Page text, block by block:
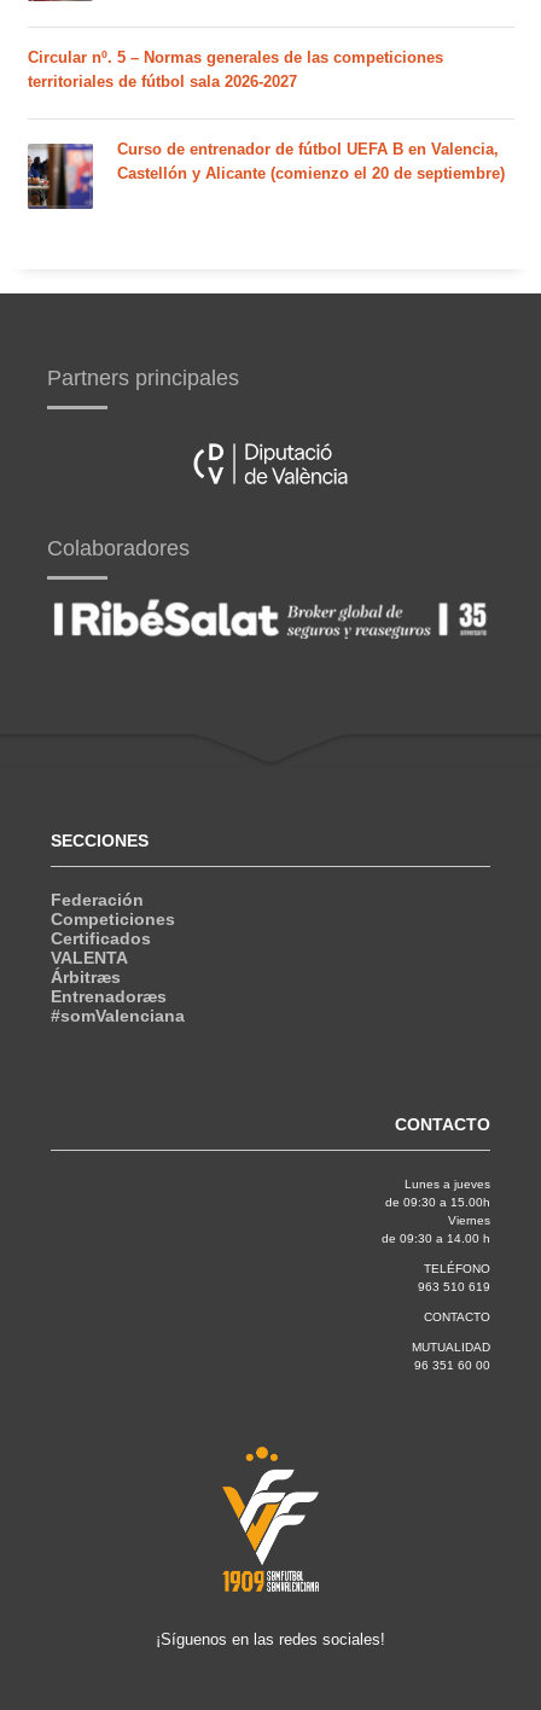
Circular nº. 5 – Normas generales de las competiciones
territoriales de fútbol sala 2026-2027
Curso de entrenador de fútbol UEFA B en Valencia,
Castellón y Alicante (comienzo el 20 de septiembre)
Partners principales
Colaboradores
SECCIONES
Federación
Competiciones
Certificados
VALENTA
Árbitræs
Entrenadoræs
#somValenciana
CONTACTO
Lunes a jueves
de 09:30 a 15.00h
Viernes
de 09:30 a 14.00 h
TELÉFONO
963 510 619
CONTACTO
MUTUALIDAD
96 351 60 00
¡Síguenos en las redes sociales!